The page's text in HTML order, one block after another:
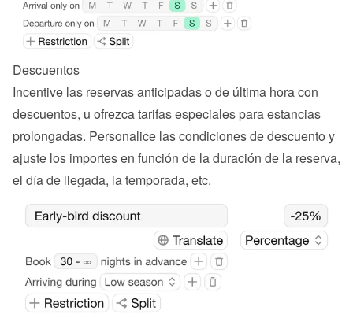
Descuentos
Incentive las reservas anticipadas o de última hora con
descuentos, u ofrezca tarifas especiales para estancias
prolongadas. Personalice las condiciones de descuento y
ajuste los importes en función de la duración de la reserva,
el día de llegada, la temporada, etc.